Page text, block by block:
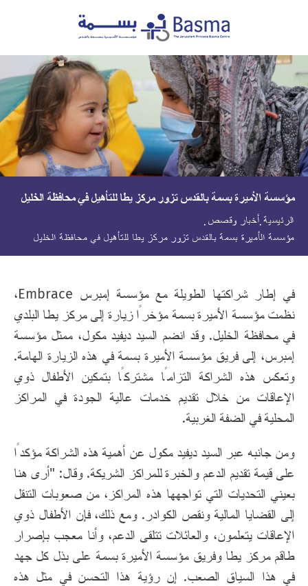
مؤسسة الأميرة بسمة بالقدس تزور مركز يطا للتأهيل في محافظة الخليل
الرئيسية أخبار وقصص
مؤسسة الأميرة بسمة بالقدس تزور مركز يطا للتأهيل في محافظة الخليل
في إطار شراكتها الطويلة مع مؤسسة إمبرس Embrace،
نظمت مؤسسة الأميرة بسمة مؤخرًا زيارة إلى مركز يطا البلدي
في محافظة الخليل. وقد انضم السيد ديفيد مكول، ممثل مؤسسة
إمبرس، إلى فريق مؤسسة الأميرة بسمة في هذه الزيارة الهامة.
وتعكس هذه الشراكة التزامًا مشتركًا بتمكين الأطفال ذوي
الإعاقات من خلال تقديم خدمات عالية الجودة في المراكز
المحلية في الضفة الغربية.
ومن جانبه عبر السيد ديفيد مكول عن أهمية هذه الشراكة مؤكدًا
على قيمة تقديم الدعم والخبرة للمراكز الشريكة. وقال: "أرى هنا
بعيني التحديات التي تواجهها هذه المراكز، من صعوبات التنقل
إلى القضايا المالية ونقص الكوادر. ومع ذلك، فإن الأطفال ذوي
الإعاقات يتعلمون، والعائلات تتلقى الدعم، وأنا معجب بإصرار
طاقم مركز يطا وفريق مؤسسة الأميرة بسمة على بذل كل جهد
في هذا السياق الصعب. إن رؤية هذا التحسن في مثل هذه